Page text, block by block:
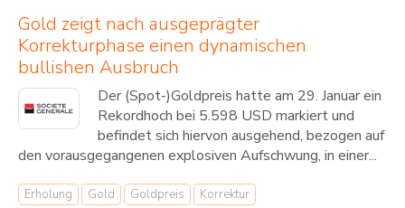
Gold zeigt nach ausgeprägter
Korrekturphase einen dynamischen
bullishen Ausbruch
Der (Spot-)Goldpreis hatte am 29. Januar ein
Rekordhoch bei 5.598 USD markiert und
befindet sich hiervon ausgehend, bezogen auf
den vorausgegangenen explosiven Aufschwung, in einer...
Erholung Gold Goldpreis
Korrektur